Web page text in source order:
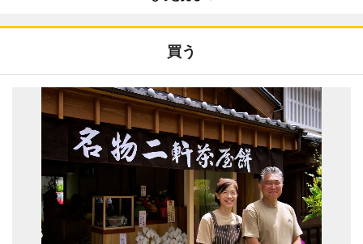
買う